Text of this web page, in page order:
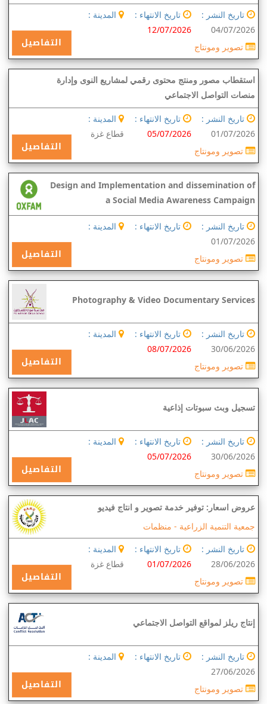
تاريخ النشر :
04/07/2026
تاريخ الانتهاء :
12/07/2026
المدينة :
التفاصيل تصوير ومونتاج
استقطاب مصور ومنتج محتوى رقمي لمشاريع النوى وإدارة
منصات التواصل الاجتماعي
تاريخ النشر :
01/07/2026
تاريخ الانتهاء :
05/07/2026
المدينة :
قطاع غزة
التفاصيل تصوير ومونتاج
Design and Implementation and dissemination of
a Social Media Awareness Campaign
تاريخ النشر :
01/07/2026
تاريخ الانتهاء : المدينة :
التفاصيل تصوير ومونتاج
Photography & Video Documentary Services
تاريخ النشر :
30/06/2026
تاريخ الانتهاء :
08/07/2026
المدينة :
التفاصيل تصوير ومونتاج
تسجيل وبث سبوتات إذاعية
تاريخ النشر :
30/06/2026
تاريخ الانتهاء :
05/07/2026
المدينة :
التفاصيل تصوير ومونتاج
عروض اسعار: توفير خدمة تصوير و انتاج فيديو
جمعية التنمية الزراعية -منظمات
تاريخ النشر :
28/06/2026
تاريخ الانتهاء :
01/07/2026
المدينة :
قطاع غزة
التفاصيل تصوير ومونتاج
إنتاج ريلز لمواقع التواصل الاجتماعي
تاريخ النشر :
27/06/2026
تاريخ الانتهاء : المدينة :
التفاصيل تصوير ومونتاج